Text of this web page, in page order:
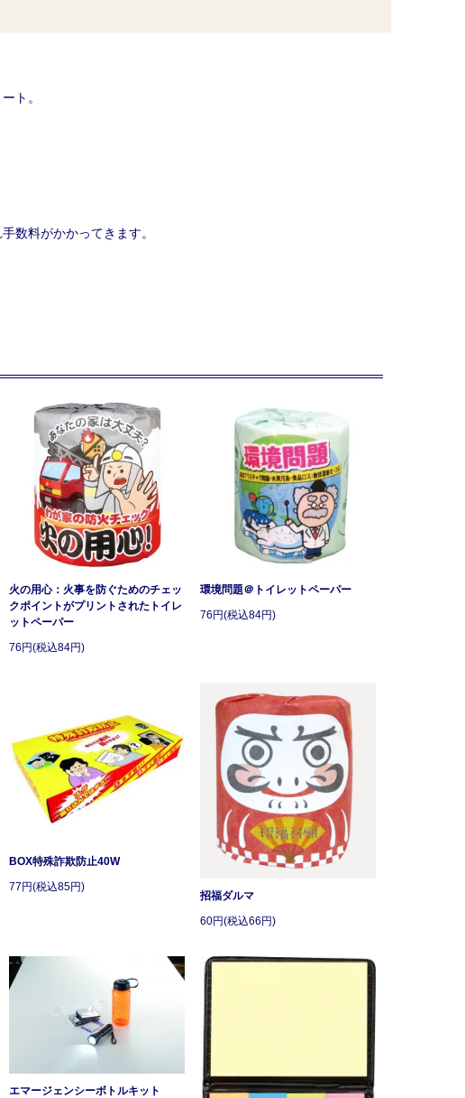
ト。
数料がかかってきます。
火の用心：火事を防ぐためのチェッ
クポイントがプリントされたトイレ
ットペーパー
76円(税込84円)
環境問題＠トイレットペーパー
76円(税込84円)
BOX特殊詐欺防止40W
77円(税込85円)
招福ダルマ
60円(税込66円)
エマージェンシーボトルキット